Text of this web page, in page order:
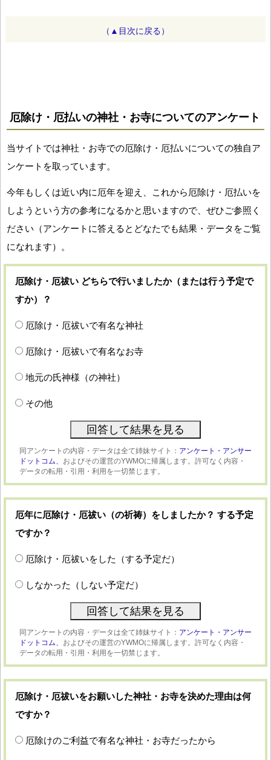
（▲目次に戻る）
厄除け・厄払いの神社・お寺についてのアンケート
当サイトでは神社・お寺での厄除け・厄払いについての独自ア
ンケートを取っています。
今年もしくは近い内に厄年を迎え、これから厄除け・厄払いを
しようという方の参考になるかと思いますので、ぜひご参照く
ださい（アンケートに答えるとどなたでも結果・データをご覧
になれます）。
厄除け・厄祓い どちらで行いましたか（または行う予定で
すか）？
厄除け・厄祓いで有名な神社
厄除け・厄祓いで有名なお寺
地元の氏神様（の神社）
その他
同アンケートの内容・データは全て姉妹サイト： アンケート・アンサー
ドットコム、 およびその運営のYWMOに帰属します。許可なく内容・
データの転用・引用・利用を一切禁じます。
厄年に厄除け・厄祓い（の祈祷）をしましたか？ する予定
ですか？
厄除け・厄祓いをした（する予定だ）
しなかった（しない予定だ）
同アンケートの内容・データは全て姉妹サイト： アンケート・アンサー
ドットコム、 およびその運営のYWMOに帰属します。許可なく内容・
データの転用・引用・利用を一切禁じます。
厄除け・厄祓いをお願いした神社・お寺を決めた理由は何
ですか？
厄除けのご利益で有名な神社・お寺だったから